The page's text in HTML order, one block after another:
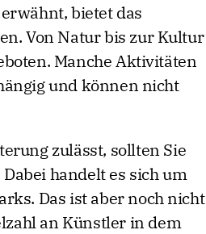
bietet das
Von Natur bis zur Kultur
Manche Aktivitäten
und können nicht
zulässt, sollten Sie
handelt es sich um
Das ist aber noch nicht
an Künstler in dem